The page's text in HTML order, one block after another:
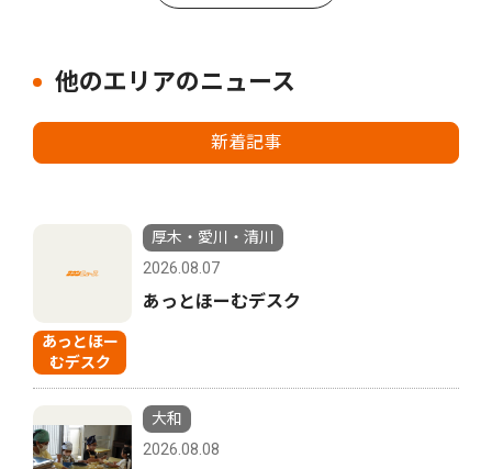
他のエリアのニュース
新着記事
あっとほー
むデスク
厚木・愛川・清川
2026.08.07
あっとほーむデスク
大和
2026.08.08